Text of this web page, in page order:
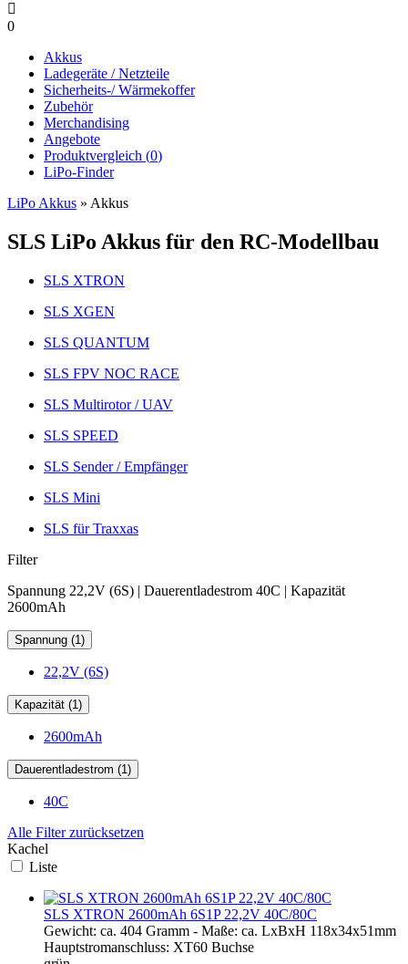

0
Akkus
Ladegeräte / Netzteile
Sicherheits-/ Wärmekoffer
Zubehör
Merchandising
Angebote
Produktvergleich (0)
LiPo-Finder
LiPo Akkus » Akkus
SLS LiPo Akkus für den RC-Modellbau
SLS XTRON
SLS XGEN
SLS QUANTUM
SLS FPV NOC RACE
SLS Multirotor / UAV
SLS SPEED
SLS Sender / Empfänger
SLS Mini
SLS für Traxxas
Filter
Spannung 22,2V (6S) | Dauerentladestrom 40C | Kapazität
2600mAh
Spannung (1)
22,2V (6S)
Kapazität (1)
2600mAh
Dauerentladestrom (1)
40C
Alle Filter zurücksetzen
Kachel
Liste
SLS XTRON 2600mAh 6S1P 22,2V 40C/80C
Gewicht: ca. 404 Gramm - Maße: ca. LxBxH 118x34x51mm
Hauptstromanschluss: XT60 Buchse